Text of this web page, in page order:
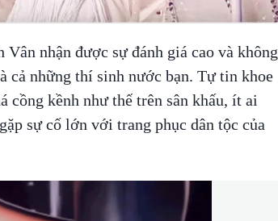
nhận được sự đánh giá cao và không
những thí sinh nước bạn. Tự tin khoe
kềnh như thế trên sân khấu, ít ai
sự cố lớn với trang phục dân tộc của